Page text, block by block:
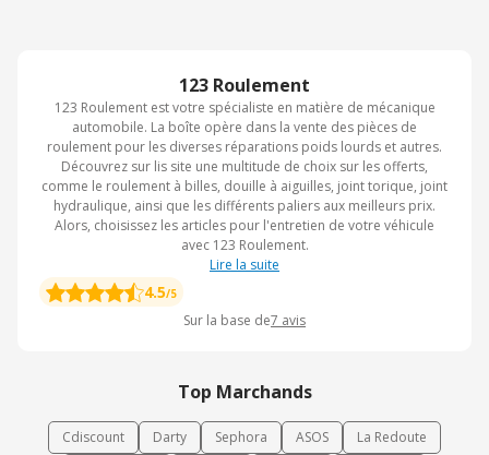
123 Roulement
123 Roulement est votre spécialiste en matière de mécanique
automobile. La boîte opère dans la vente des pièces de
roulement pour les diverses réparations poids lourds et autres.
Découvrez sur lis site une multitude de choix sur les offerts,
comme le roulement à billes, douille à aiguilles, joint torique, joint
hydraulique, ainsi que les différents paliers aux meilleurs prix.
Alors, choisissez les articles pour l'entretien de votre véhicule
avec 123 Roulement.
Lire la suite
4.5/5
Sur la base de7 avis
Top Marchands
Cdiscount Darty Sephora ASOS
La Redoute